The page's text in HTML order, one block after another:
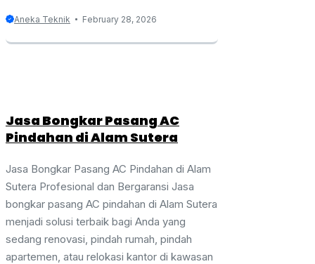
Aneka Teknik February 28, 2026
Jasa Bongkar Pasang AC
Pindahan di Alam Sutera
Jasa Bongkar Pasang AC Pindahan di Alam
Sutera Profesional dan Bergaransi Jasa
bongkar pasang AC pindahan di Alam Sutera
menjadi solusi terbaik bagi Anda yang
sedang renovasi, pindah rumah, pindah
apartemen, atau relokasi kantor di kawasan